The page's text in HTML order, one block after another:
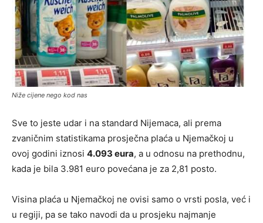
Niže cijene nego kod nas
Sve to jeste udar i na standard Nijemaca, ali prema
zvaničnim statistikama prosječna plaća u Njemačkoj u
ovoj godini iznosi 4.093 eura, a u odnosu na prethodnu,
kada je bila 3.981 euro povećana je za 2,81 posto.
Visina plaća u Njemačkoj ne ovisi samo o vrsti posla, već i
u regiji, pa se tako navodi da u prosjeku najmanje